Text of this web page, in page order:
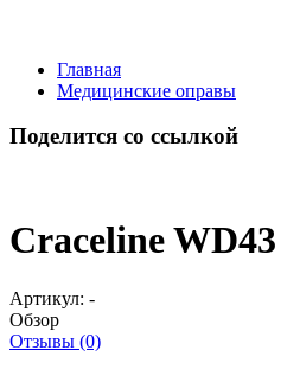
Главная
Медицинские оправы
Поделится со ссылкой
Craceline WD43
Артикул: -
Обзор
Отзывы (0)